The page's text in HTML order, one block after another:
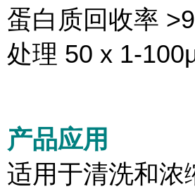
蛋白质回收率
处理 50 x 1-
产品应用
适用于清洗和浓